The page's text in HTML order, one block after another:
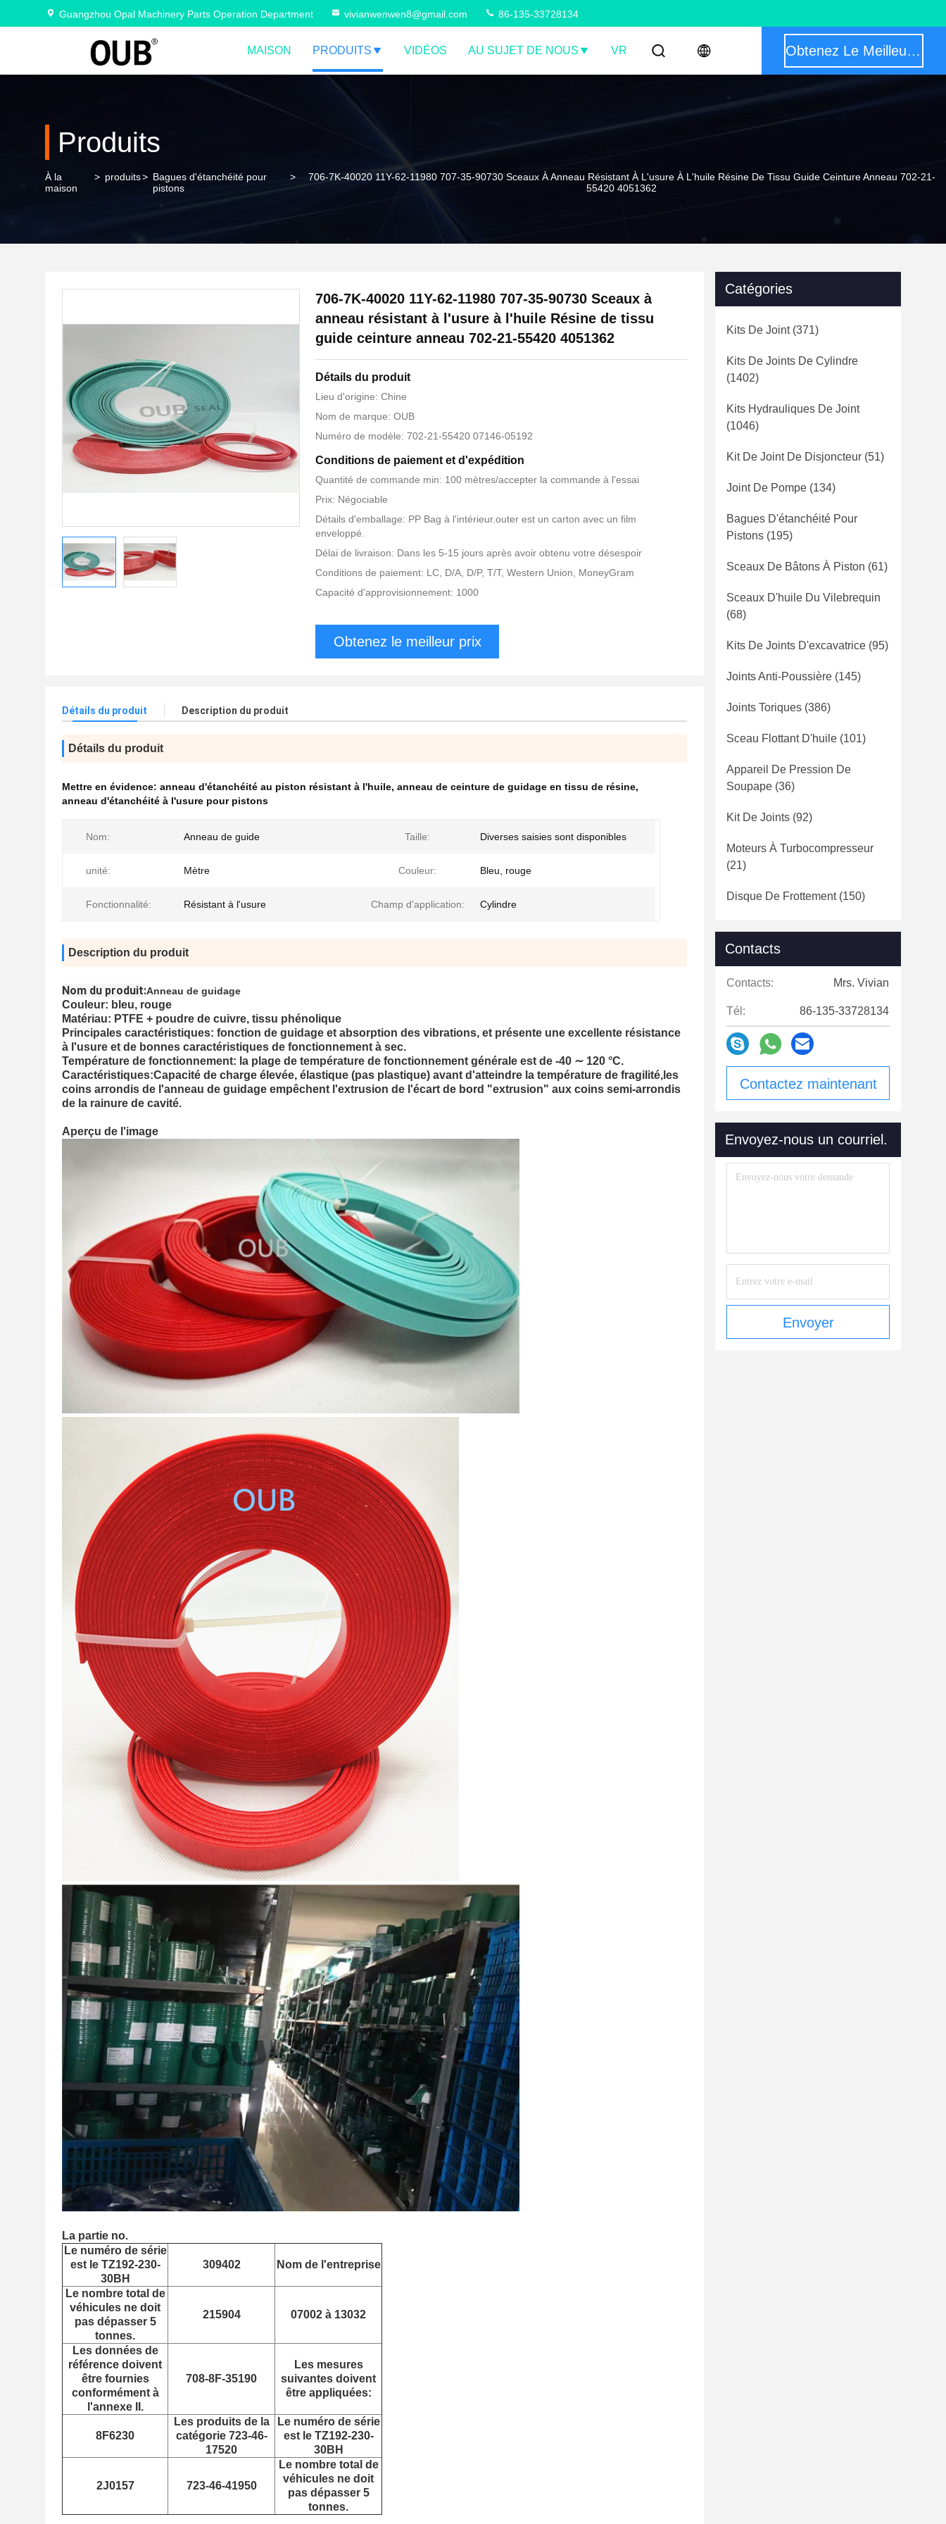
Guangzhou Opal Machinery Parts Operation Department vivianwenwen8@gmail.com 86-135-33728134
MAISON PRODUITS VIDÉOS AU SUJET DE NOUS VR Obtenez Le Meilleur Prix
Produits
À la
maison
> produits> Bagues d'étanchéité pour
pistons
>
706-7K-40020 11Y-62-11980 707-35-90730 Sceaux À Anneau Résistant À L'usure À L'huile Résine De Tissu Guide Ceinture Anneau 702-21-
55420 4051362
706-7K-40020 11Y-62-11980 707-35-90730 Sceaux à
anneau résistant à l'usure à l'huile Résine de tissu
guide ceinture anneau 702-21-55420 4051362
Détails du produit
Lieu d'origine: Chine
Nom de marque: OUB
Numéro de modèle: 702-21-55420 07146-05192
Conditions de paiement et d'expédition
Quantité de commande min: 100 mètres/accepter la commande à l'essai
Prix: Négociable
Détails d'emballage: PP Bag à l'intérieur.outer est un carton avec un film
enveloppé.
Délai de livraison: Dans les 5-15 jours après avoir obtenu votre désespoir
Conditions de paiement: LC, D/A, D/P, T/T, Western Union, MoneyGram
Capacité d'approvisionnement: 1000
Obtenez le meilleur prix
Détails du produit Description du produit
Détails du produit
Mettre en évidence: anneau d'étanchéité au piston résistant à l'huile, anneau de ceinture de guidage en tissu de résine,
anneau d'étanchéité à l'usure pour pistons
Nom: Anneau de guide Taille: Diverses saisies sont disponibles
unité: Mètre Couleur: Bleu, rouge
Fonctionnalité: Résistant à l'usure Champ d'application: Cylindre
Description du produit
Nom du produit:Anneau de guidage
Couleur: bleu, rouge
Matériau: PTFE + poudre de cuivre, tissu phénolique
Principales caractéristiques: fonction de guidage et absorption des vibrations, et présente une excellente résistance
à l'usure et de bonnes caractéristiques de fonctionnement à sec.
Température de fonctionnement: la plage de température de fonctionnement générale est de -40 ∼ 120 °C.
Caractéristiques:Capacité de charge élevée, élastique (pas plastique) avant d'atteindre la température de fragilité,les
coins arrondis de l'anneau de guidage empêchent l'extrusion de l'écart de bord "extrusion" aux coins semi-arrondis
de la rainure de cavité.
Aperçu de l'image
La partie no.
Le numéro de série
est le TZ192-230-
30BH
309402 Nom de l'entreprise
Le nombre total de
véhicules ne doit
pas dépasser 5
tonnes.
215904 07002 à 13032
Les données de
référence doivent
être fournies
conformément à
l'annexe II.
708-8F-35190
Les mesures
suivantes doivent
être appliquées:
8F6230
Les produits de la
catégorie 723-46-
17520
Le numéro de série
est le TZ192-230-
30BH
2J0157 723-46-41950
Le nombre total de
véhicules ne doit
pas dépasser 5
tonnes.
Catégories
Kits De Joint(371)
Kits De Joints De Cylindre
(1402)
Kits Hydrauliques De Joint
(1046)
Kit De Joint De Disjoncteur (51)
Joint De Pompe (134)
Bagues D'étanchéité Pour
Pistons (195)
Sceaux De Bâtons À Piston (61)
Sceaux D'huile Du Vilebrequin
(68)
Kits De Joints D'excavatrice (95)
Joints Anti-Poussière (145)
Joints Toriques (386)
Sceau Flottant D'huile (101)
Appareil De Pression De
Soupape (36)
Kit De Joints (92)
Moteurs À Turbocompresseur
(21)
Disque De Frottement(150)
Contacts
Contacts: Mrs. Vivian
Tél: 86-135-33728134
Contactez maintenant
Envoyez-nous un courriel.
Envoyer